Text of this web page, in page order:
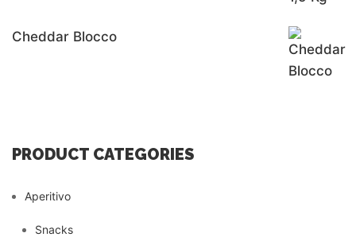
Cheddar Blocco
PRODUCT CATEGORIES
Aperitivo
Snacks